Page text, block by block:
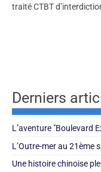
traité CTBT
Derniers
L’aventure "Boulevard
L’Outre-mer au 21ème
Une histoire chinoise